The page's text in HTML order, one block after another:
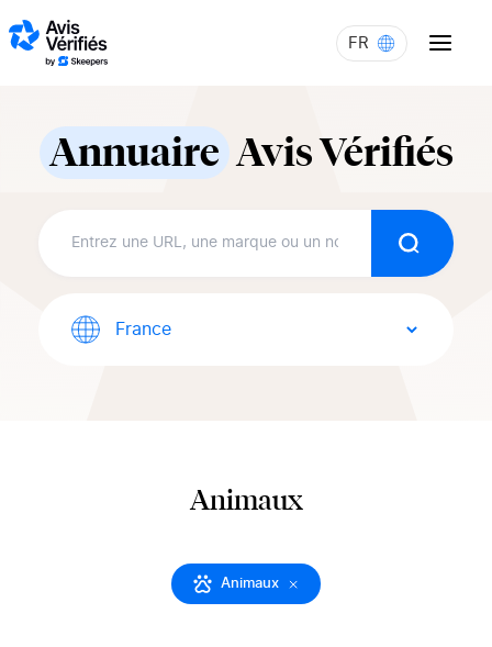
FR
Annuaire Avis Vérifiés
Animaux
Animaux